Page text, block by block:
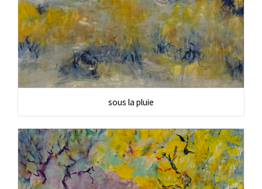
sous la pluie